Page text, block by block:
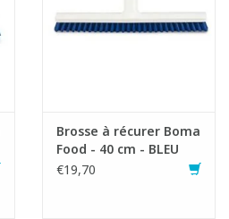
Brosse à récurer Boma
Food - 40 cm - BLEU
€19,70